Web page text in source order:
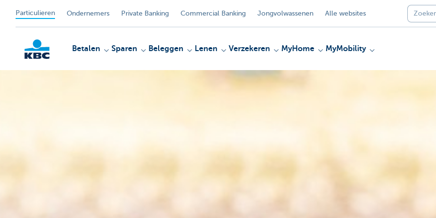
Particulieren Ondernemers Private Banking Commercial Banking Jongvolwassenen Alle websites
Betalen Sparen Beleggen Lenen Verzekeren MyHome MyMobility